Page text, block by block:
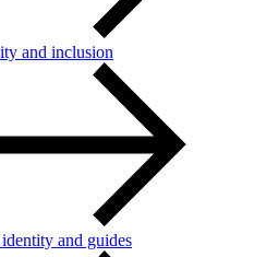
and inclusion
and guides